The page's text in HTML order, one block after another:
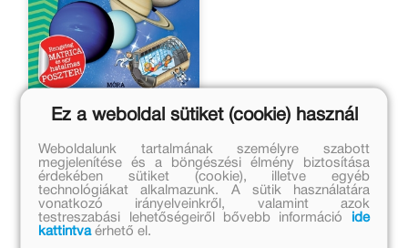
A világűr kis atlasza
Alexandre Wajnberg
Eredeti ár:
1 499 Ft
Online ár:
Ez a weboldal sütiket (cookie) használ
Weboldalunk tartalmának személyre szabott
megjelenítése és a böngészési élmény biztosítása
érdekében sütiket (cookie), illetve egyéb
technológiákat alkalmazunk. A sütik használatára
vonatkozó irányelveinkről, valamint azok
testreszabási lehetőségeiről bővebb információ
ide
kattintvaérhető el.